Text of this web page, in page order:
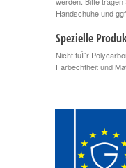
Handschuhe und
Spezielle
Nicht fuÌˆr
Farbechtheit und